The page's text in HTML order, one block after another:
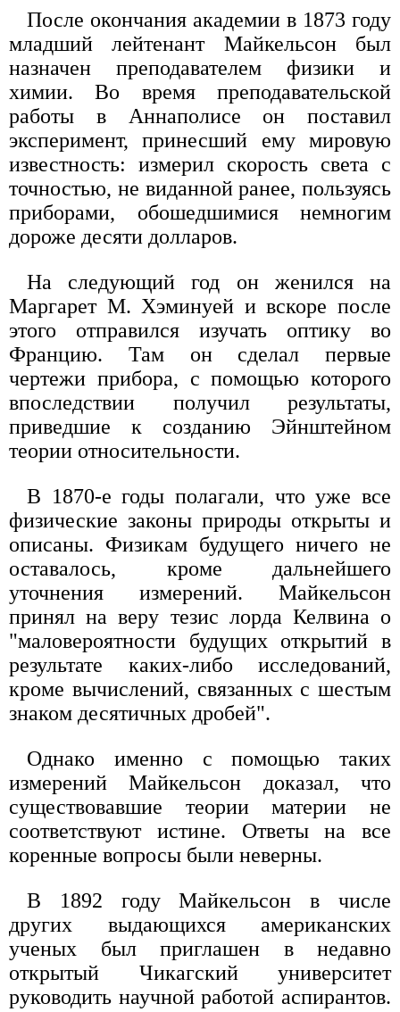
После окончания академии в 1873 году
младший лейтенант Майкельсон был
назначен преподавателем физики и
химии. Во время преподавательской
работы в Аннаполисе он поставил
эксперимент, принесший ему мировую
известность: измерил скорость света с
точностью, не виданной ранее, пользуясь
приборами, обошедшимися немногим
дороже десяти долларов.
На следующий год он женился на
Маргарет М. Хэминуей и вскоре после
этого отправился изучать оптику во
Францию. Там он сделал первые
чертежи прибора, с помощью которого
впоследствии получил результаты,
приведшие к созданию Эйнштейном
теории относительности.
В 1870-е годы полагали, что уже все
физические законы природы открыты и
описаны. Физикам будущего ничего не
оставалось, кроме дальнейшего
уточнения измерений. Майкельсон
принял на веру тезис лорда Келвина о
"маловероятности будущих открытий в
результате каких-либо исследований,
кроме вычислений, связанных с шестым
знаком десятичных дробей".
Однако именно с помощью таких
измерений Майкельсон доказал, что
существовавшие теории материи не
соответствуют истине. Ответы на все
коренные вопросы были неверны.
В 1892 году Майкельсон в числе
других выдающихся американских
ученых был приглашен в недавно
открытый Чикагский университет
руководить научной работой аспирантов.